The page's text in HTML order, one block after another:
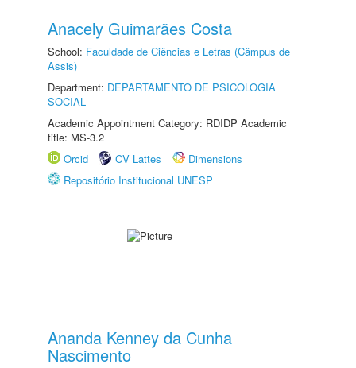
Anacely Guimarães Costa
School: Faculdade de Ciências e Letras (Câmpus de
Assis)
Department: DEPARTAMENTO DE PSICOLOGIA
SOCIAL
Academic Appointment Category: RDIDP Academic
title: MS-3.2
Orcid
CV Lattes
Dimensions
Repositório Institucional UNESP
Ananda Kenney da Cunha
Nascimento